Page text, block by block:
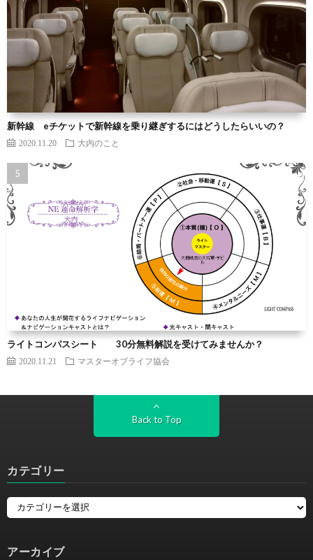
新幹線 eチケットで新幹線を乗り継ぎするにはどうしたらいいの？
2020.11.20 大内のこと
ライトコンパスシート 30分無料解説を受けてみませんか？
2020.11.21 マスターオブライフ協会
Back to Top
カテゴリー
アーカイブ